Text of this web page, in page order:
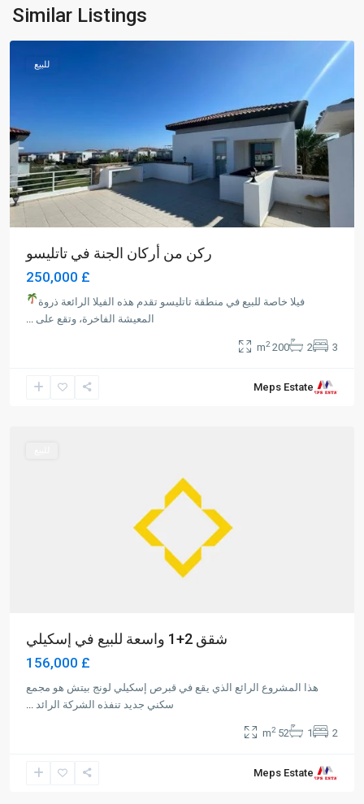
Similar Listings
للبيع
ركن من أركان الجنة في تاتليسو
£ 250,000
فيلا خاصة للبيع في منطقة تاتليسو تقدم هذه الفيلا الرائعة ذروة
المعيشة الفاخرة، وتقع على
3
2
200 m
2
Meps EstateBeach,
شقق 2+1 واسعة للبيع في إسكيلي
£ 156,000
هذا المشروع الرائع الذي يقع في قبرص إسكيلي لونج بيتش هو مجمع
سكني جديد تنفذه الشركة الرائد
2
1
52 m
2
Meps EstateAlsancak,